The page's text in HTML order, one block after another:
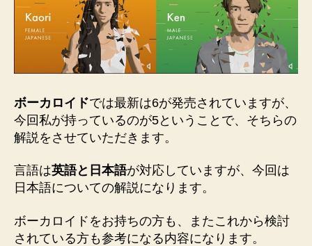
作
曲
家
仲
間
し
ま
せ
か？
へ
ボーカロイドでは最新は6が発売されていますが、
今回私が持っているのが5ということで、そちらの
解説をさせていただきます。
言語は英語と日本語が対応していますが、今回は
日本語についての解説になります。
ボーカロイドをお持ちの方も、またこれから検討
されている方も参考になる内容になります。